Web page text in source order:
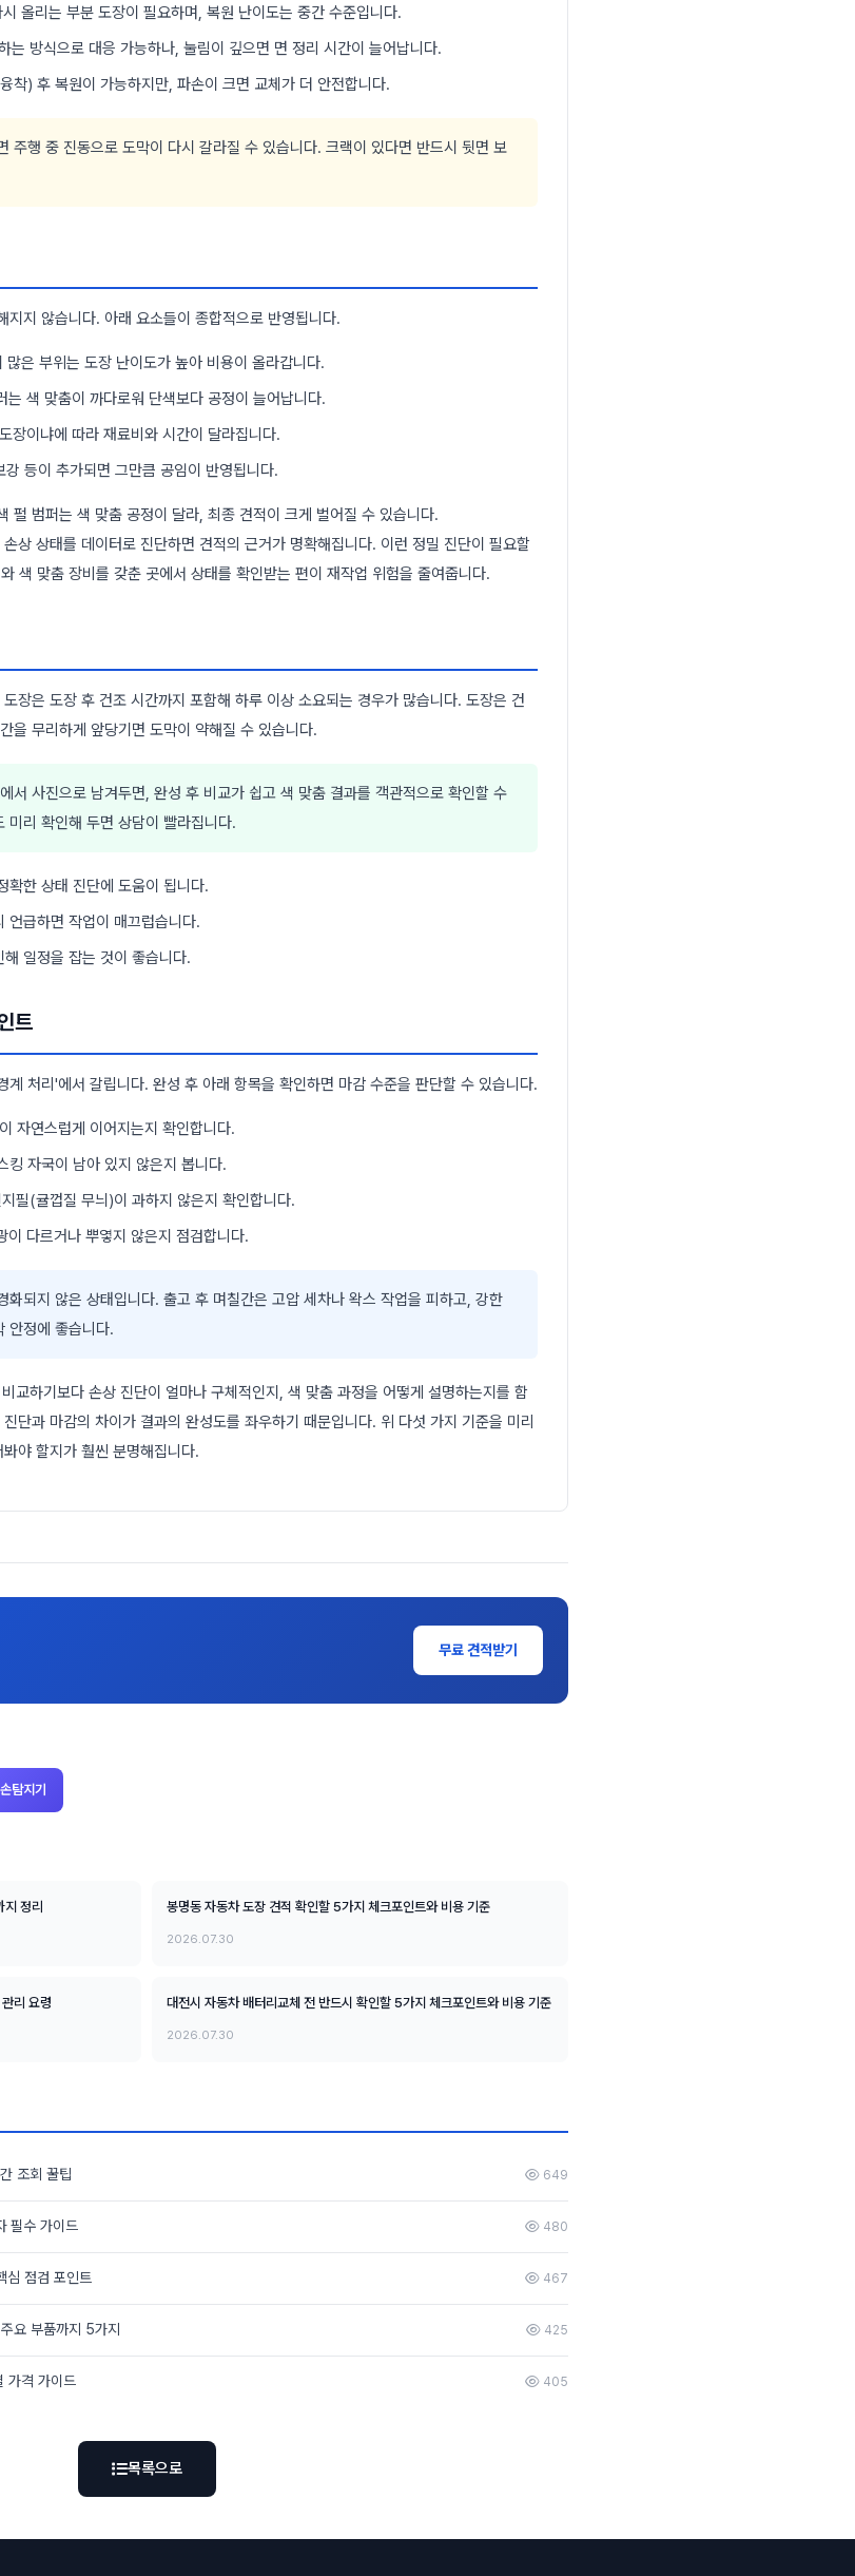
올리는 부분 도장이 필요하며, 복원 난이도는 중간 수준입니다.
는 방식으로 대응 가능하나, 눌림이 깊으면 면 정리 시간이 늘어납니다.
착) 후 복원이 가능하지만, 파손이 크면 교체가 더 안전합니다.
주행 중 진동으로 도막이 다시 갈라질 수 있습니다. 크랙이 있다면 반드시 뒷면 보
지지 않습니다. 아래 요소들이 종합적으로 반영됩니다.
많은 부위는 도장 난이도가 높아 비용이 올라갑니다.
색 맞춤이 까다로워 단색보다 공정이 늘어납니다.
장이냐에 따라 재료비와 시간이 달라집니다.
등이 추가되면 그만큼 공임이 반영됩니다.
펄 범퍼는 색 맞춤 공정이 달라, 최종 견적이 크게 벌어질 수 있습니다.
상 상태를 데이터로 진단하면 견적의 근거가 명확해집니다. 이런 정밀 진단이 필요할
색 맞춤 장비를 갖춘 곳에서 상태를 확인받는 편이 재작업 위험을 줄여줍니다.
장은 도장 후 건조 시간까지 포함해 하루 이상 소요되는 경우가 많습니다. 도장은 건
을 무리하게 앞당기면 도막이 약해질 수 있습니다.
서 사진으로 남겨두면, 완성 후 비교가 쉽고 색 맞춤 결과를 객관적으로 확인할 수
미리 확인해 두면 상담이 빨라집니다.
확한 상태 진단에 도움이 됩니다.
언급하면 작업이 매끄럽습니다.
일정을 잡는 것이 좋습니다.
트
처리'에서 갈립니다. 완성 후 아래 항목을 확인하면 마감 수준을 판단할 수 있습니다.
자연스럽게 이어지는지 확인합니다.
킹 자국이 남아 있지 않은지 봅니다.
필(귤껍질 무늬)이 과하지 않은지 확인합니다.
이 다르거나 뿌옇지 않은지 점검합니다.
화되지 않은 상태입니다. 출고 후 며칠간은 고압 세차나 왁스 작업을 피하고, 강한
안정에 좋습니다.
교하기보다 손상 진단이 얼마나 구체적인지, 색 맞춤 과정을 어떻게 설명하는지를 함
단과 마감의 차이가 결과의 완성도를 좌우하기 때문입니다. 위 다섯 가지 기준을 미리
야 할지가 훨씬 분명해집니다.
무료 견적받기
탐지기
지 정리 봉명동 자동차 도장 견적 확인할 5가지 체크포인트와 비용 기준
2026.07.30
리 요령 대전시 자동차 배터리교체 전 반드시 확인할 5가지 체크포인트와 비용 기준
2026.07.30
조회 꿀팁 649
필수 가이드 480
심 점검 포인트 467
요 부품까지 5가지 425
가격 가이드 405
목록으로